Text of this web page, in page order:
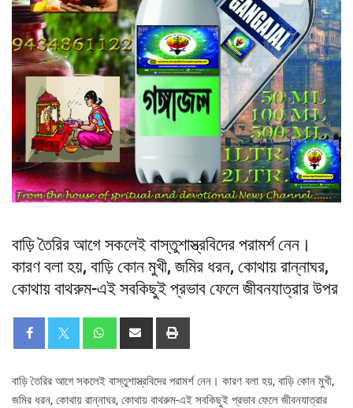
বাড়ি তৈরির আগে সকলেই বাস্তুশাস্ত্রবিদের পরামর্শ নেন।
কারণ বলা হয়, বাড়ি কোন মুখী, জমির ধরন, কোথায় রান্নাঘর,
কোথায় বাথরুম-এই সবকিছুই প্রভাব ফেলে জীবনযাত্রার উপর
বাড়ি তৈরির আগে সকলেই বাস্তুশাস্ত্রবিদের পরামর্শ নেন। কারণ বলা হয়, বাড়ি কোন মুখী,
জমির ধরন, কোথায় রান্নাঘর, কোথায় বাথরুম-এই সবকিছুই প্রভাব ফেলে জীবনযাত্রার